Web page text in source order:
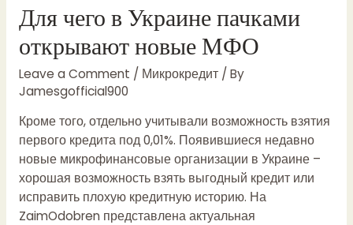
Для чего в Украине пачками
открывают новые МФО
Leave a Comment / Микрокредит/ By
Jamesgofficial900
Кроме того, отдельно учитывали возможность взятия
первого кредита под 0,01%. Появившиеся недавно
новые микрофинансовые организации в Украине –
хорошая возможность взять выгодный кредит или
исправить плохую кредитную историю. На
ZaimOdobren представлена актуальная